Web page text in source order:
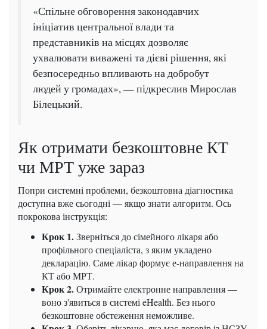
«Спільне обговорення законодавчих
ініціатив центральної влади та
представників на місцях дозволяє
ухвалювати виважені та дієві рішення, які
безпосередньо впливають на добробут
людей у громадах», — підкреслив Мирослав
Білецький.
Як отримати безкоштовне КТ
чи МРТ уже зараз
Попри системні проблеми, безкоштовна діагностика
доступна вже сьогодні — якщо знати алгоритм. Ось
покрокова інструкція:
Крок 1.Зверніться до сімейного лікаря або
профільного спеціаліста, з яким укладено
декларацію. Саме лікар формує е-направлення на
КТ або МРТ.
Крок 2.Отримайте електронне направлення —
воно з'явиться в системі eHealth. Без нього
безкоштовне обстеження неможливе.